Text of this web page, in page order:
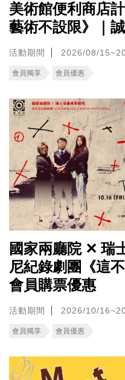
美術館便利商店
藝術不設限》｜
活動期間 2026/08/
會員獨享 會員優惠
國家兩廳院 ✕ 瑞
尼紀錄劇團《這
會員購票優惠
活動期間 2026/10/
會員獨享 會員優惠